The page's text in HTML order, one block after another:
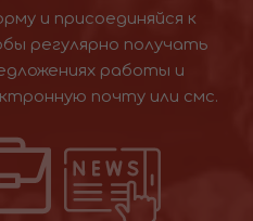
и присоединяйся к
регулярно получать
работы и
почту или смс.